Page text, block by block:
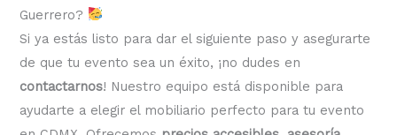
Guerrero?
Si ya estás listo para dar el siguiente paso y asegurarte
de que tu evento sea un éxito, ¡no dudes en
contactarnos! Nuestro equipo está disponible para
ayudarte a elegir el mobiliario perfecto para tu evento